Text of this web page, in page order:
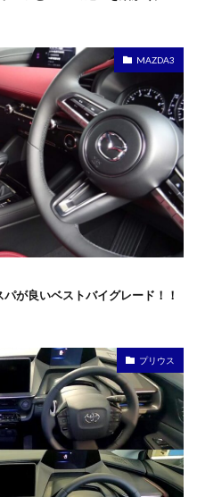
MAZDA3
が良いベストバイグレード！！
プリウス